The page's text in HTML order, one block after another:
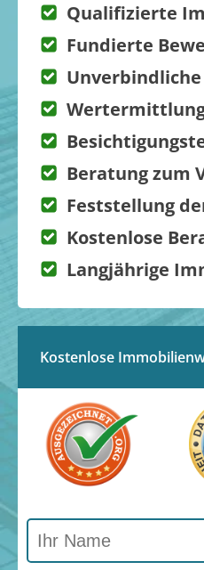
Qualifizierte
Fundierte
Beratung zum
Feststellung
Kostenlose
Langjährige
Kostenlose